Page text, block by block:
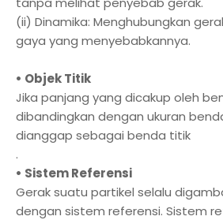
(ii) Dinamika: Menghubungkan
gaya yang menyebabkannya.
• Objek Titik
Jika panjang yang dicakup oleh
dibandingkan dengan ukuran
dianggap sebagai benda titik
.
• Sistem Referensi
Gerak suatu partikel selalu
dengan sistem referensi. Sistem